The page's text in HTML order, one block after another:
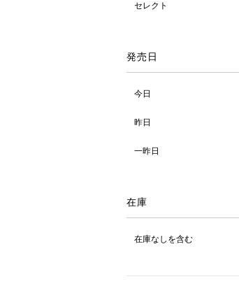
セレクト
発売日
今日
昨日
一昨日
在庫
在庫なしを含む